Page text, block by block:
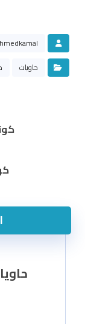
حاويات